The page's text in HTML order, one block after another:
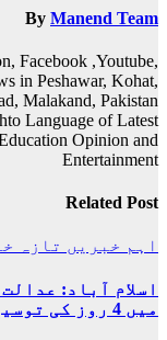
By Manend Team
Facebook ,Youtube,
in Peshawar, Kohat,
Malakand, Pakistan
Language of Latest
Opinion and
Entertainment
Related Post
اہم خبریں تازہ
اسلام آباد:
میں 4 روز کی توسیع کردی